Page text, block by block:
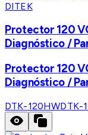
DITEK
Protector 120
Diagnóstico /
Protector 120
Diagnóstico /
DTK-120HWDTK-